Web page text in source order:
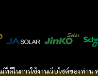
ในการใช้งานเว็บไซต์ของท่าน